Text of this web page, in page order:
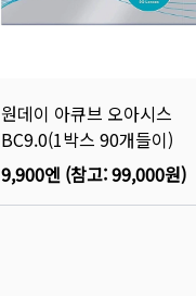
원데이 아큐브 오아시스
BC9.0(1박스 90개들이)
9,900엔 (참고:99,000원)